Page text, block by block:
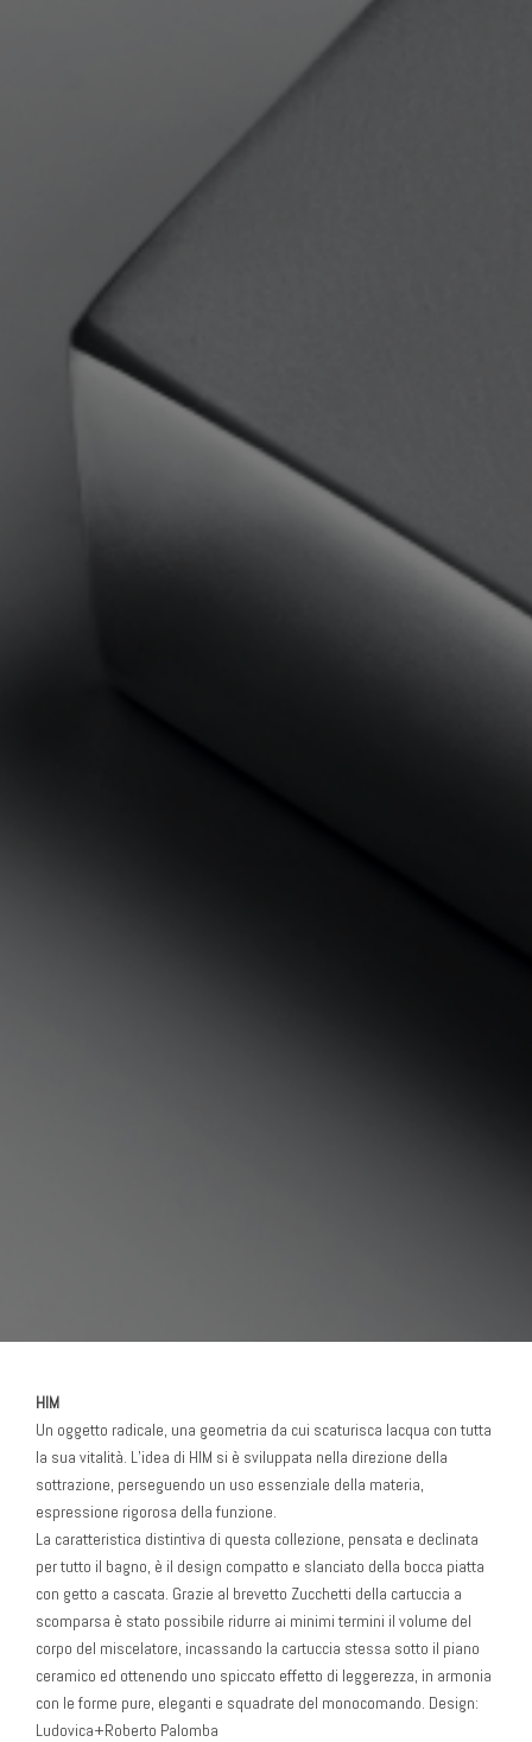
HIM
Un oggetto radicale, una geometria da cui scaturisca lacqua con tutta
la sua vitalità. L’idea di HIM si è sviluppata nella direzione della
sottrazione, perseguendo un uso essenziale della materia,
espressione rigorosa della funzione.
La caratteristica distintiva di questa collezione, pensata e declinata
per tutto il bagno, è il design compatto e slanciato della bocca piatta
con getto a cascata. Grazie al brevetto Zucchetti della cartuccia a
scomparsa è stato possibile ridurre ai minimi termini il volume del
corpo del miscelatore, incassando la cartuccia stessa sotto il piano
ceramico ed ottenendo uno spiccato effetto di leggerezza, in armonia
con le forme pure, eleganti e squadrate del monocomando. Design:
Ludovica+Roberto Palomba